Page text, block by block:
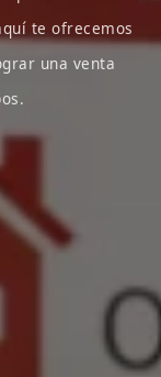
te ofrecemos
una venta